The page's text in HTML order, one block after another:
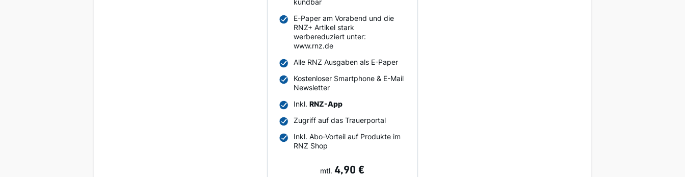
kündbar
E-Paper am Vorabend und die
RNZ+ Artikel stark
werbereduziert unter:
www.rnz.de
Alle RNZ Ausgaben als E-Paper
Kostenloser Smartphone & E-Mail
Newsletter
Inkl.RNZ-App
Zugriff auf das Trauerportal
Inkl. Abo-Vorteil auf Produkte im
RNZ Shop
mtl. 4,90 €